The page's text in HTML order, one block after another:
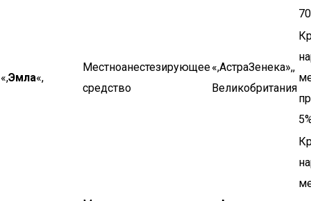
«,Эмла«,
Местноанестезирующее
средство
«,АстраЗенека»,,
Великобритания